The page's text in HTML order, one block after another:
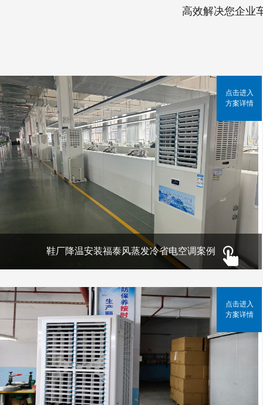
高效解决您企业
鞋厂降温安装福泰风蒸发冷省电空调案例
点击进入
方案详情
点击进入
方案详情